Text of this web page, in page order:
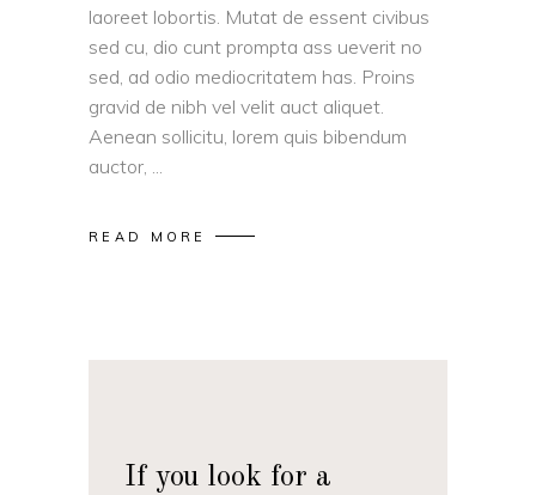
laoreet lobortis. Mutat de essent civibus
sed cu, dio cunt prompta ass ueverit no
sed, ad odio mediocritatem has. Proins
gravid de nibh vel velit auct aliquet.
Aenean sollicitu, lorem quis bibendum
auctor,
READ MORE
If you look for a